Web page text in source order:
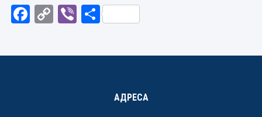
Facebook
CopyViberShare
АДРЕСА